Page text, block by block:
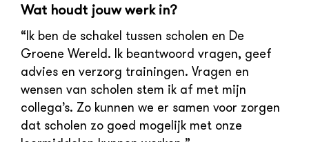
Wat houdt jouw werk in?
“Ik ben de schakel tussen scholen en De
Groene Wereld. Ik beantwoord vragen, geef
advies en verzorg trainingen. Vragen en
wensen van scholen stem ik af met mijn
collega’s. Zo kunnen we er samen voor zorgen
dat scholen zo goed mogelijk met onze